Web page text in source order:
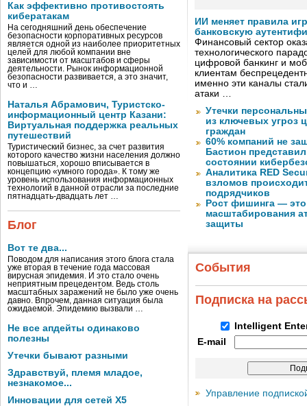
Как эффективно противостоять
кибератакам
На сегодняшний день обеспечение
безопасности корпоративных ресурсов
является одной из наиболее приоритетных
целей для любой компании вне
зависимости от масштабов и сферы
деятельности. Рынок информационной
безопасности развивается, а это значит,
что и …
Наталья Абрамович, Туристско-
информационный центр Казани:
Виртуальная поддержка реальных
путешествий
Туристический бизнес, за счет развития
которого качество жизни населения должно
повышаться, хорошо вписывается в
концепцию «умного города». К тому же
уровень использования информационных
технологий в данной отрасли за последние
пятнадцать-двадцать лет …
Блог
Вот те два...
Поводом для написания этого блога стала
уже вторая в течение года массовая
вирусная эпидемия. И это стало очень
неприятным прецедентом. Ведь столь
масштабных заражений не было уже очень
давно. Впрочем, данная ситуация была
ожидаемой. Эпидемию вызвали …
Не все апдейты одинаково
полезны
Утечки бывают разными
Здравствуй, племя младое,
незнакомое...
Инновации для сетей X5
ИИ меняет правила
банковскую
Финансовый сектор
технологического
цифровой банкинг и
клиентам
именно эти каналы
атаки …
Утечки
из ключевых угроз
граждан
60% компаний не
Бастион
состоянии
Аналитика RED
взломов
подрядчиков
Рост фишинга —
масштабирования
защиты
События
Подписка на
Intelligent
E-mail
Управление